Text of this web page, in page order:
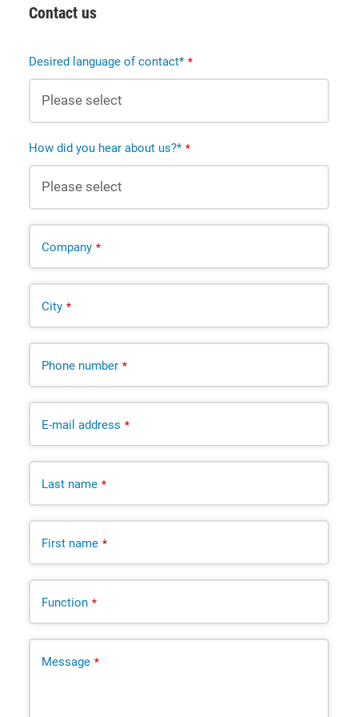
Contact us
Desired language of contact* *
How did you hear about us?* *
Company *
City *
Phone number *
E-mail address *
Last name *
First name *
Function *
Message *